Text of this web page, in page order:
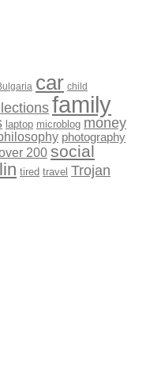
car child
family
laptop microblog money
photography
200 social
tired travel Trojan